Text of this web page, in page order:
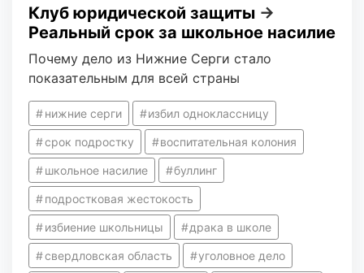
Клуб юридической защиты →
Реальный срок за школьное насилие
Почему дело из Нижние Серги стало
показательным для всей страны
нижние серги избил одноклассницу
срок подростку воспитательная колония
школьное насилие буллинг
подростковая жестокость
избиение школьницы драка в школе
свердловская область уголовное дело